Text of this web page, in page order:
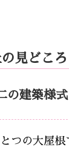
見どころ
の建築様
つの大屋